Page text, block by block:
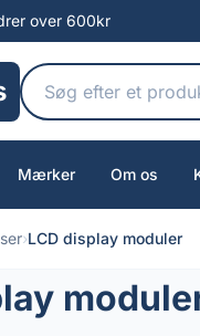
over 600kr
Mærker Om os
›LCD display moduler